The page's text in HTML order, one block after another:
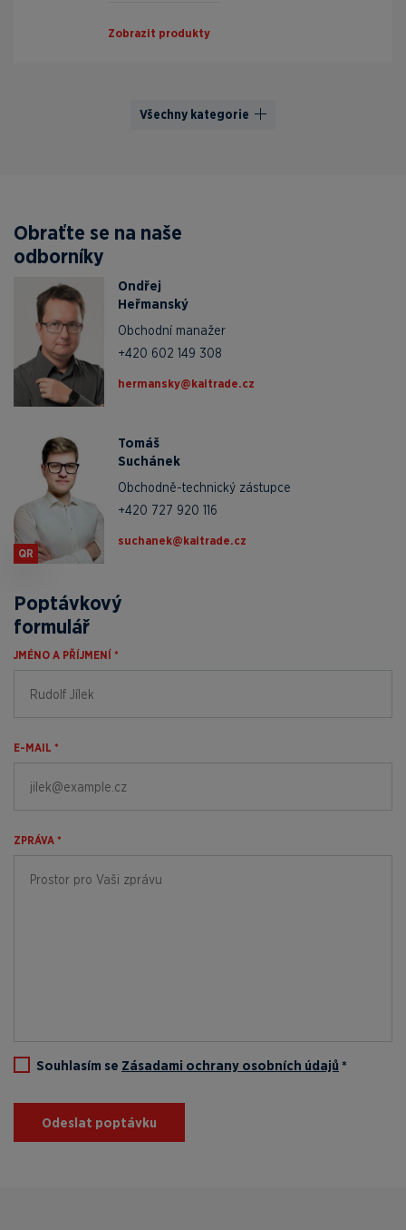
Zobrazit produkty
Všechny kategorie
Obraťte se na naše
odborníky
Ondřej
Heřmanský
Obchodní manažer
+420 602 149 308
zc.edartiak@yksnamreh
QR
Tomáš
Suchánek
Obchodně-technický zástupce
+420 727 920 116
zc.edartiak@kenahcus
Poptávkový
formulář
JMÉNO A PŘÍJMENÍ *
E-MAIL *
ZPRÁVA *
Souhlasím se Zásadami ochrany osobních údajů *
Odeslat poptávku